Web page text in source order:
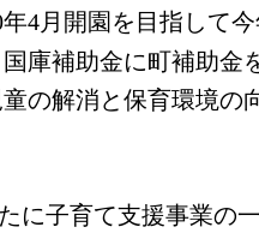
年4月開園を目指して
庫補助金に町補助金
の解消と保育環境の
に子育て支援事業の